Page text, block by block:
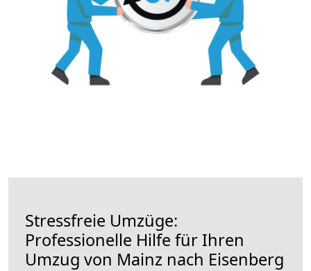
Stressfreie Umzüge:
Professionelle Hilfe für Ihren
Umzug von Mainz nach Eisenberg